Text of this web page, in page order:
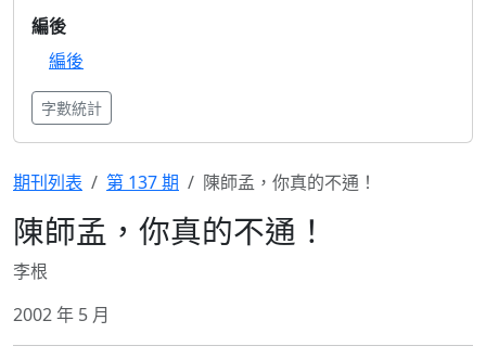
編後
編後
字數統計
期刊列表 第 137 期 陳師孟，你真的不通！
陳師孟，你真的不通！
李根
2002 年 5 月